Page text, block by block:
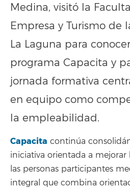
Medina, visitó la
Empresa y Turismo de
La Laguna para
programa Capacita y
jornada formativa
en equipo como
la empleabilidad.
Capacita continúa
iniciativa orientada a
las personas participantes
integral que combina